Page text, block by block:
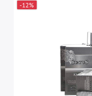
-12%